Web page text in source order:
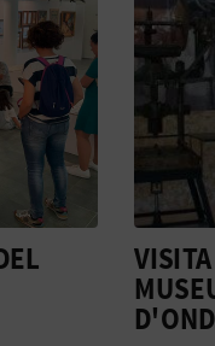
GRAN